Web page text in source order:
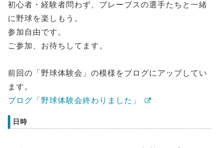
初心者・経験者問わず、ブレーブスの選手たちと一緒
に野球を楽しもう。
参加自由です。
ご参加、お待ちしてます。
前回の「野球体験会」の模様をブログにアップしてい
ます。
ブログ「野球体験会終わりました」
日時